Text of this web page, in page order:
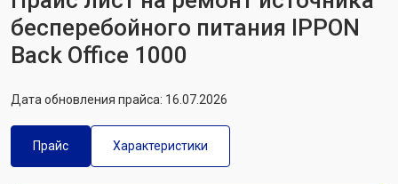
бесперебойного питания IPPON
Back Office 1000
Дата обновления прайса: 16.07.2026
Прайс Характеристики